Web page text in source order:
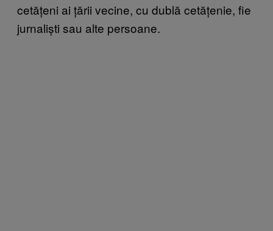
cetățeni ai țării vecine, cu dublă cetățenie, fie
jurnaliști sau alte persoane.